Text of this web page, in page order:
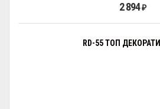
2 894 ₽
RD-55 ТОП